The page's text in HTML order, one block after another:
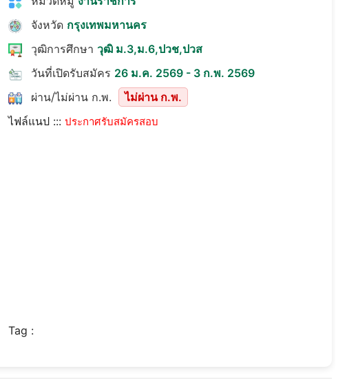
จังหวัด กรุงเทพมหานคร
วุฒิการศึกษา วุฒิ ม.3,ม.6,ปวช,ปวส
วันที่เปิดรับสมัคร 26 ม.ค. 2569 - 3 ก.พ. 2569
ผ่าน/ไม่ผ่าน ก.พ.
ไม่ผ่าน ก.พ.
ไฟล์แนป ::: ประกาศรับสมัครสอบ
Tag :